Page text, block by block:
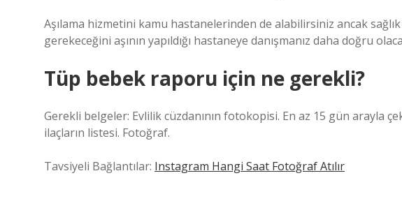
Aşılama hizmetini kamu hastanelerinden de alabilirsiniz ancak
gerekeceğini aşının yapıldığı hastaneye danışmanız daha doğru
Tüp bebek raporu için ne gerekli?
Gerekli belgeler: Evlilik cüzdanının fotokopisi. En az 15 gün arayla
ilaçların listesi. Fotoğraf.
Tavsiyeli Bağlantılar: Instagram Hangi Saat Fotoğraf Atılır